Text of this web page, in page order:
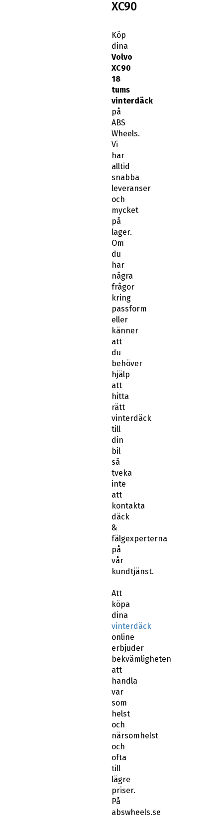
dina
Volvo
XC90
18
tums
vinterdäck
på
ABS
Wheels.
Vi
har
alltid
snabba
leveranser
och
mycket
på
lager.
Om
du
har
några
frågor
kring
passform
eller
känner
att
du
behöver
hjälp
att
hitta
rätt
vinterdäck
till
din
bil
så
tveka
inte
att
kontakta
däck
&
fälgexperterna
på
vår
kundtjänst.
köpa
dina
vinterdäck
online
erbjuder
bekvämligheten
att
handla
var
som
helst
och
närsomhelst
och
ofta
till
lägre
priser.
På
abswheels.se
har